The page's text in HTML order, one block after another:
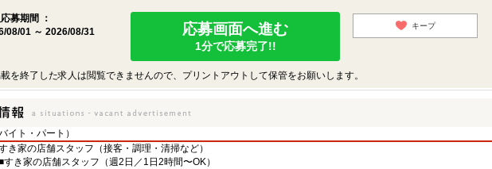
募期間 ：
08/01 ～ 2026/08/31
応募画面へ進む
1分で応募完了!!
キープ
を終了した求人は閲覧できませんので、プリントアウトして保管をお願いします。
イト・パート）
き家の店舗スタッフ（接客・調理・清掃など）
すき家の店舗スタッフ（週2日／1日2時間〜OK）